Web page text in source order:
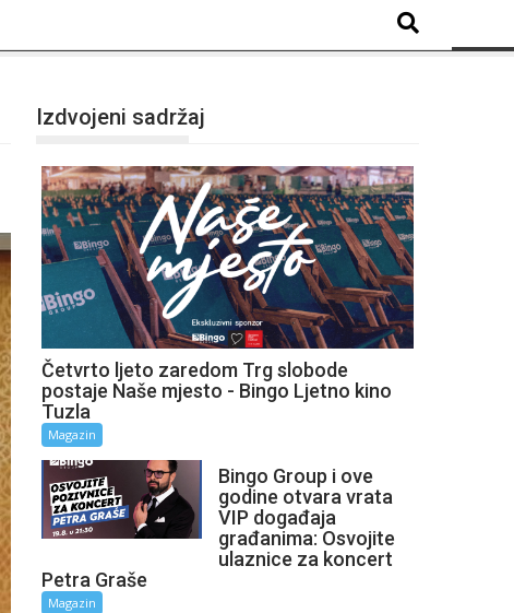
Izdvojeni sadržaj
Četvrto ljeto zaredom Trg slobode
postaje Naše mjesto - Bingo Ljetno kino
Tuzla
Magazin
Bingo Group i ove
godine otvara vrata
VIP događaja
građanima: Osvojite
ulaznice za koncert
Petra Graše
Magazin